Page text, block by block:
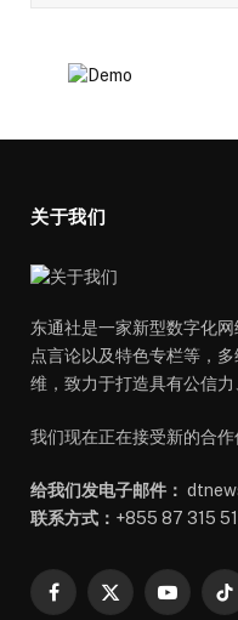
关于我们
东通社是一家新型数字化
点言论以及特色专栏等，
维，致力于打造具有公信力
我们现在正在接受新的合作
给我们发电子邮件：
联系方式： +855 87 315
Facebook
X
YouTube